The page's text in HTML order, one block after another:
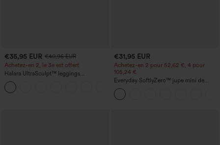
€35,95 EUR €40,95 EUR
Achetez-en 2, le 3e est offert
Halara UltraSculpt™ leggings
d'entraînement taille haute — fronces
liftantes pour le fessier, maintien gainant
du ventre et poche
€31,95 EUR
Achetez-en 2 pour 52,62 €, 4 pour
105,24 €
Everyday SoftlyZero™ jupe mini de
tennis aérée à pans croisés 2-en-1 avec
poche latérale et toucher frais - Lucid-
UPF50+